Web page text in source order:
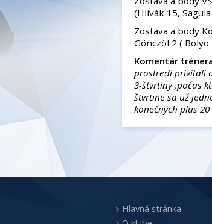
(Hlivák 15,
Zostava a body
Gönczöl 2 (
Komentár
prostredí privítali
3-štvrtiny ,počas
štvrtine sa už
konečných plus
Hlavná stránka